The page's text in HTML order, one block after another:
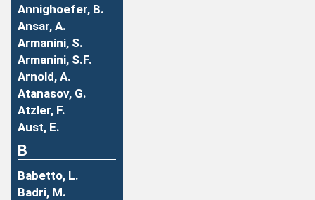
Annighoefer, B.
Ansar, A.
Armanini, S.
Armanini, S.F.
Arnold, A.
Atanasov, G.
Atzler, F.
Aust, E.
B
Babetto, L.
Badri, M.